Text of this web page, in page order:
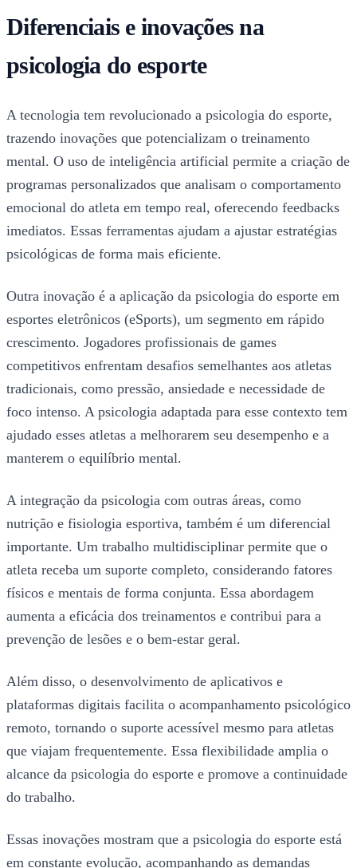
Diferenciais e inovações na
psicologia do esporte
A tecnologia tem revolucionado a psicologia do esporte,
trazendo inovações que potencializam o treinamento
mental. O uso de inteligência artificial permite a criação de
programas personalizados que analisam o comportamento
emocional do atleta em tempo real, oferecendo feedbacks
imediatos. Essas ferramentas ajudam a ajustar estratégias
psicológicas de forma mais eficiente.
Outra inovação é a aplicação da psicologia do esporte em
esportes eletrônicos (eSports), um segmento em rápido
crescimento. Jogadores profissionais de games
competitivos enfrentam desafios semelhantes aos atletas
tradicionais, como pressão, ansiedade e necessidade de
foco intenso. A psicologia adaptada para esse contexto tem
ajudado esses atletas a melhorarem seu desempenho e a
manterem o equilíbrio mental.
A integração da psicologia com outras áreas, como
nutrição e fisiologia esportiva, também é um diferencial
importante. Um trabalho multidisciplinar permite que o
atleta receba um suporte completo, considerando fatores
físicos e mentais de forma conjunta. Essa abordagem
aumenta a eficácia dos treinamentos e contribui para a
prevenção de lesões e o bem-estar geral.
Além disso, o desenvolvimento de aplicativos e
plataformas digitais facilita o acompanhamento psicológico
remoto, tornando o suporte acessível mesmo para atletas
que viajam frequentemente. Essa flexibilidade amplia o
alcance da psicologia do esporte e promove a continuidade
do trabalho.
Essas inovações mostram que a psicologia do esporte está
em constante evolução, acompanhando as demandas